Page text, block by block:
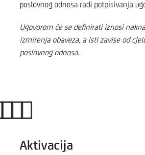
poslovnog odnosa radi potpisivanja
Ugovorom će se definirati iznosi
izmirenja obaveza, a isti zavise od
poslovnog odnosa.
Aktivacija